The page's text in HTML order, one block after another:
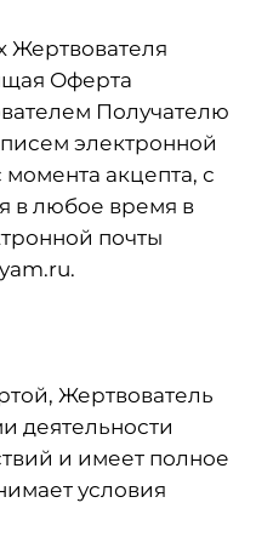
Жертвователя
Оферта
Получателю
электронной
акцепта, с
в любое время в
почты
Жертвователь
деятельности
и имеет полное
условия